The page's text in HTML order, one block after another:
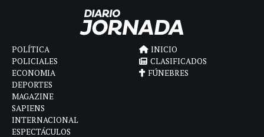
POLÍTICA
POLICIALES
ECONOMIA
DEPORTES
MAGAZINE
SAPIENS
INTERNACIONAL
ESPECTÁCULOS
INICIO
CLASIFICADOS
FÚNEBRES